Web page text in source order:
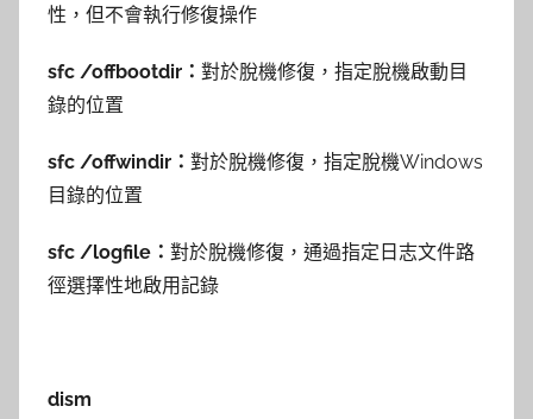
性，但不會執行修復操作
sfc /offbootdir： 對於脫機修復，指定脫機啟動目
錄的位置
sfc /offwindir： 對於脫機修復，指定脫機Windows
目錄的位置
sfc /logfile： 對於脫機修復，通過指定日志文件路
徑選擇性地啟用記錄
dism